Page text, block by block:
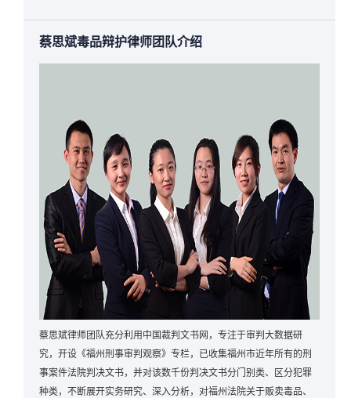
蔡思斌毒品辩护律师团队介绍
蔡思斌律师团队充分利用中国裁判文书网，专注于审判大数据研
究，开设《福州刑事审判观察》专栏，已收集福州市近年所有的刑
事案件法院判决文书，并对该数千份判决文书分门别类、区分犯罪
种类，不断展开实务研究、深入分析，对福州法院关于贩卖毒品、